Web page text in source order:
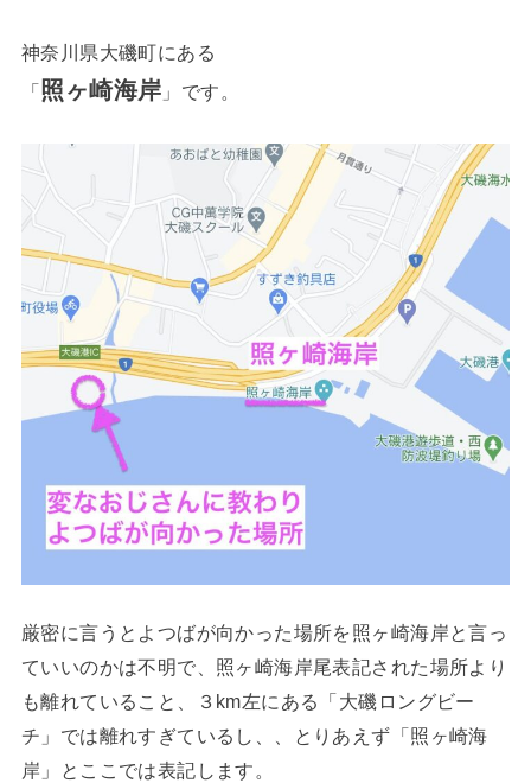
神奈川県大磯町にある
「 照ヶ崎海岸 」です。
厳密に言うとよつばが向かった場所を照ヶ崎海岸と言っ
ていいのかは不明で、照ヶ崎海岸尾表記された場所より
も離れていること、３km左にある「大磯ロングビー
チ」では離れすぎているし、、とりあえず「照ヶ崎海
岸」とここでは表記します。